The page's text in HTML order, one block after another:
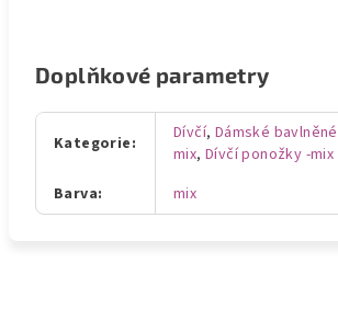
Doplňkové parametry
Kategorie: Dívčí, Dámské
mix,Dívčí ponožky -mix
Barva: mix